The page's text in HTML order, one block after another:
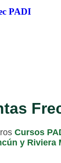
PADI
Cursos
y Riviera